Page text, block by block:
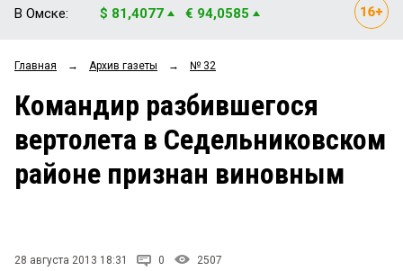
ОБЩЕСТВО
ЗАКОН
НОВОСТИ КОМПАНИЙ
Рейтинги
Блоги
Архив
В Омске: $ 81,4077 € 94,0585
Главная → Архив газеты → № 32
Командир разбившегося
вертолета в Седельниковском
районе признан виновным
28 августа 2013 18:31 0 2507